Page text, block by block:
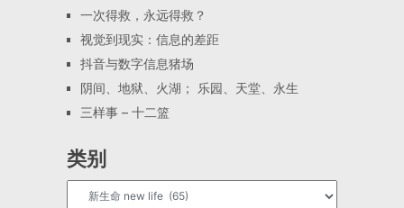
一次得救，永远得救？
视觉到现实：信息的差距
抖音与数字信息猪场
阴间、地狱、火湖； 乐园、天堂、永生
三样事 – 十二篮
类别